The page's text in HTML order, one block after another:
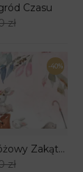
Czasu
zł
-40%
Fototapeta Różowy Zakątek Przyjaźni
zł